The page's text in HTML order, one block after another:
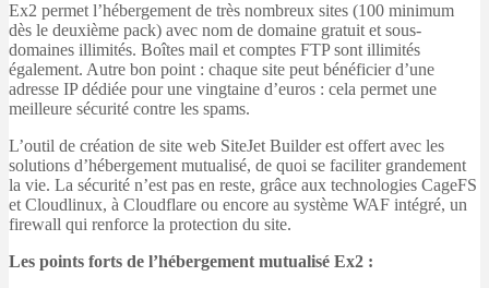
Ex2 permet l’hébergement de très nombreux sites (100 minimum
dès le deuxième pack) avec nom de domaine gratuit et sous-
domaines illimités. Boîtes mail et comptes FTP sont illimités
également. Autre bon point : chaque site peut bénéficier d’une
adresse IP dédiée pour une vingtaine d’euros : cela permet une
meilleure sécurité contre les spams.
L’outil de création de site web SiteJet Builder est offert avec les
solutions d’hébergement mutualisé, de quoi se faciliter grandement
la vie. La sécurité n’est pas en reste, grâce aux technologies CageFS
et Cloudlinux, à Cloudflare ou encore au système WAF intégré, un
firewall qui renforce la protection du site.
Les points forts de l’hébergement mutualisé Ex2 :